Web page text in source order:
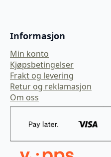
Informasjon
Min konto
Kjøpsbetingelser
Frakt og levering
Retur og reklamasjon
Om oss